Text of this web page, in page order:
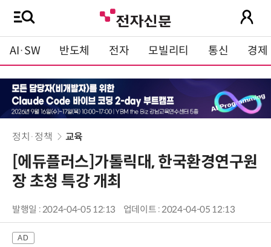
AI·SW 반도체 전자 모빌리티 통신 경제
정치·정책 교육
[에듀플러스]가톨릭대, 한국환경연구원
장 초청 특강 개최
발행일 : 2024-04-05 12:13 업데이트 : 2024-04-05 12:13